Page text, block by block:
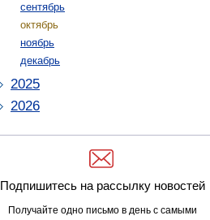
сентябрь
октябрь
ноябрь
декабрь
2025
2026
Подпишитесь на рассылку новостей
Получайте одно письмо в день с самыми